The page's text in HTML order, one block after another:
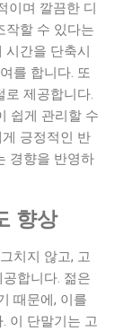
이며 깔끔한 디
작할 수 있다는
시간을 단축시
를 합니다. 또
로 제공합니다.
쉽게 관리할 수
긍정적인 반
경향을 반영하
향상
치지 않고, 고
합니다. 젊은
때문에, 이를
이 단말기는 고